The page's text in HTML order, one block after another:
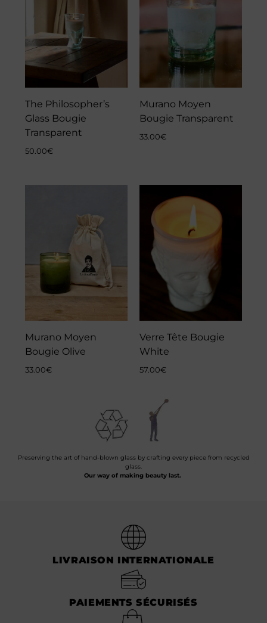
The Philosopher’s
Glass Bougie
Transparent
50.00€
Murano Moyen
Bougie Transparent
33.00€
Murano Moyen
Bougie Olive
33.00€
Verre Tête Bougie
White
57.00€
Preserving the art of hand-blown glass by crafting every piece from recycled
glass.
Our way of making beauty last.
LIVRAISON INTERNATIONALE
PAIEMENTS SÉCURISÉS